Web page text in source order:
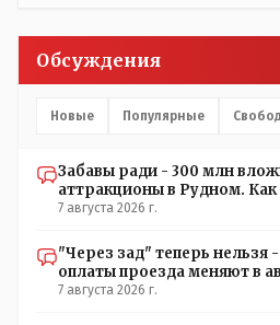
атракционов следует
они проверили тех. состояние
подписями обычно это так
надеяться что она к весне не
поползёт....
Обсуждения
Новые Популярные
Забавы ради - 300 млн
аттракционы в Рудном. Как
7 августа 2026 г.
"Через зад" теперь нельзя
оплаты проезда меняют в
7 августа 2026 г.